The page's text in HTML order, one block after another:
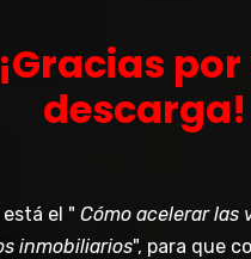
¡Gracias
descarga!
el " Cómo acelerar las
inmobiliarios", para que